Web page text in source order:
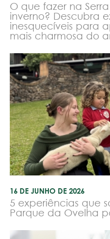
O que fazer na
inverno? Descubra
inesquecíveis para
mais charmosa do
16 DE JUNHO DE 2026
5 experiências que
Parque da Ovelha